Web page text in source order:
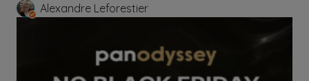
Alexandre Leforestier